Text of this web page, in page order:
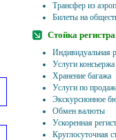
Трансфер из
Билеты на
Стойка
Индивидуальная
Услуги консьержа
Хранение багажа
Услуги по
Экскурсионное
Обмен валюты
Ускоренная
Круглосуточная